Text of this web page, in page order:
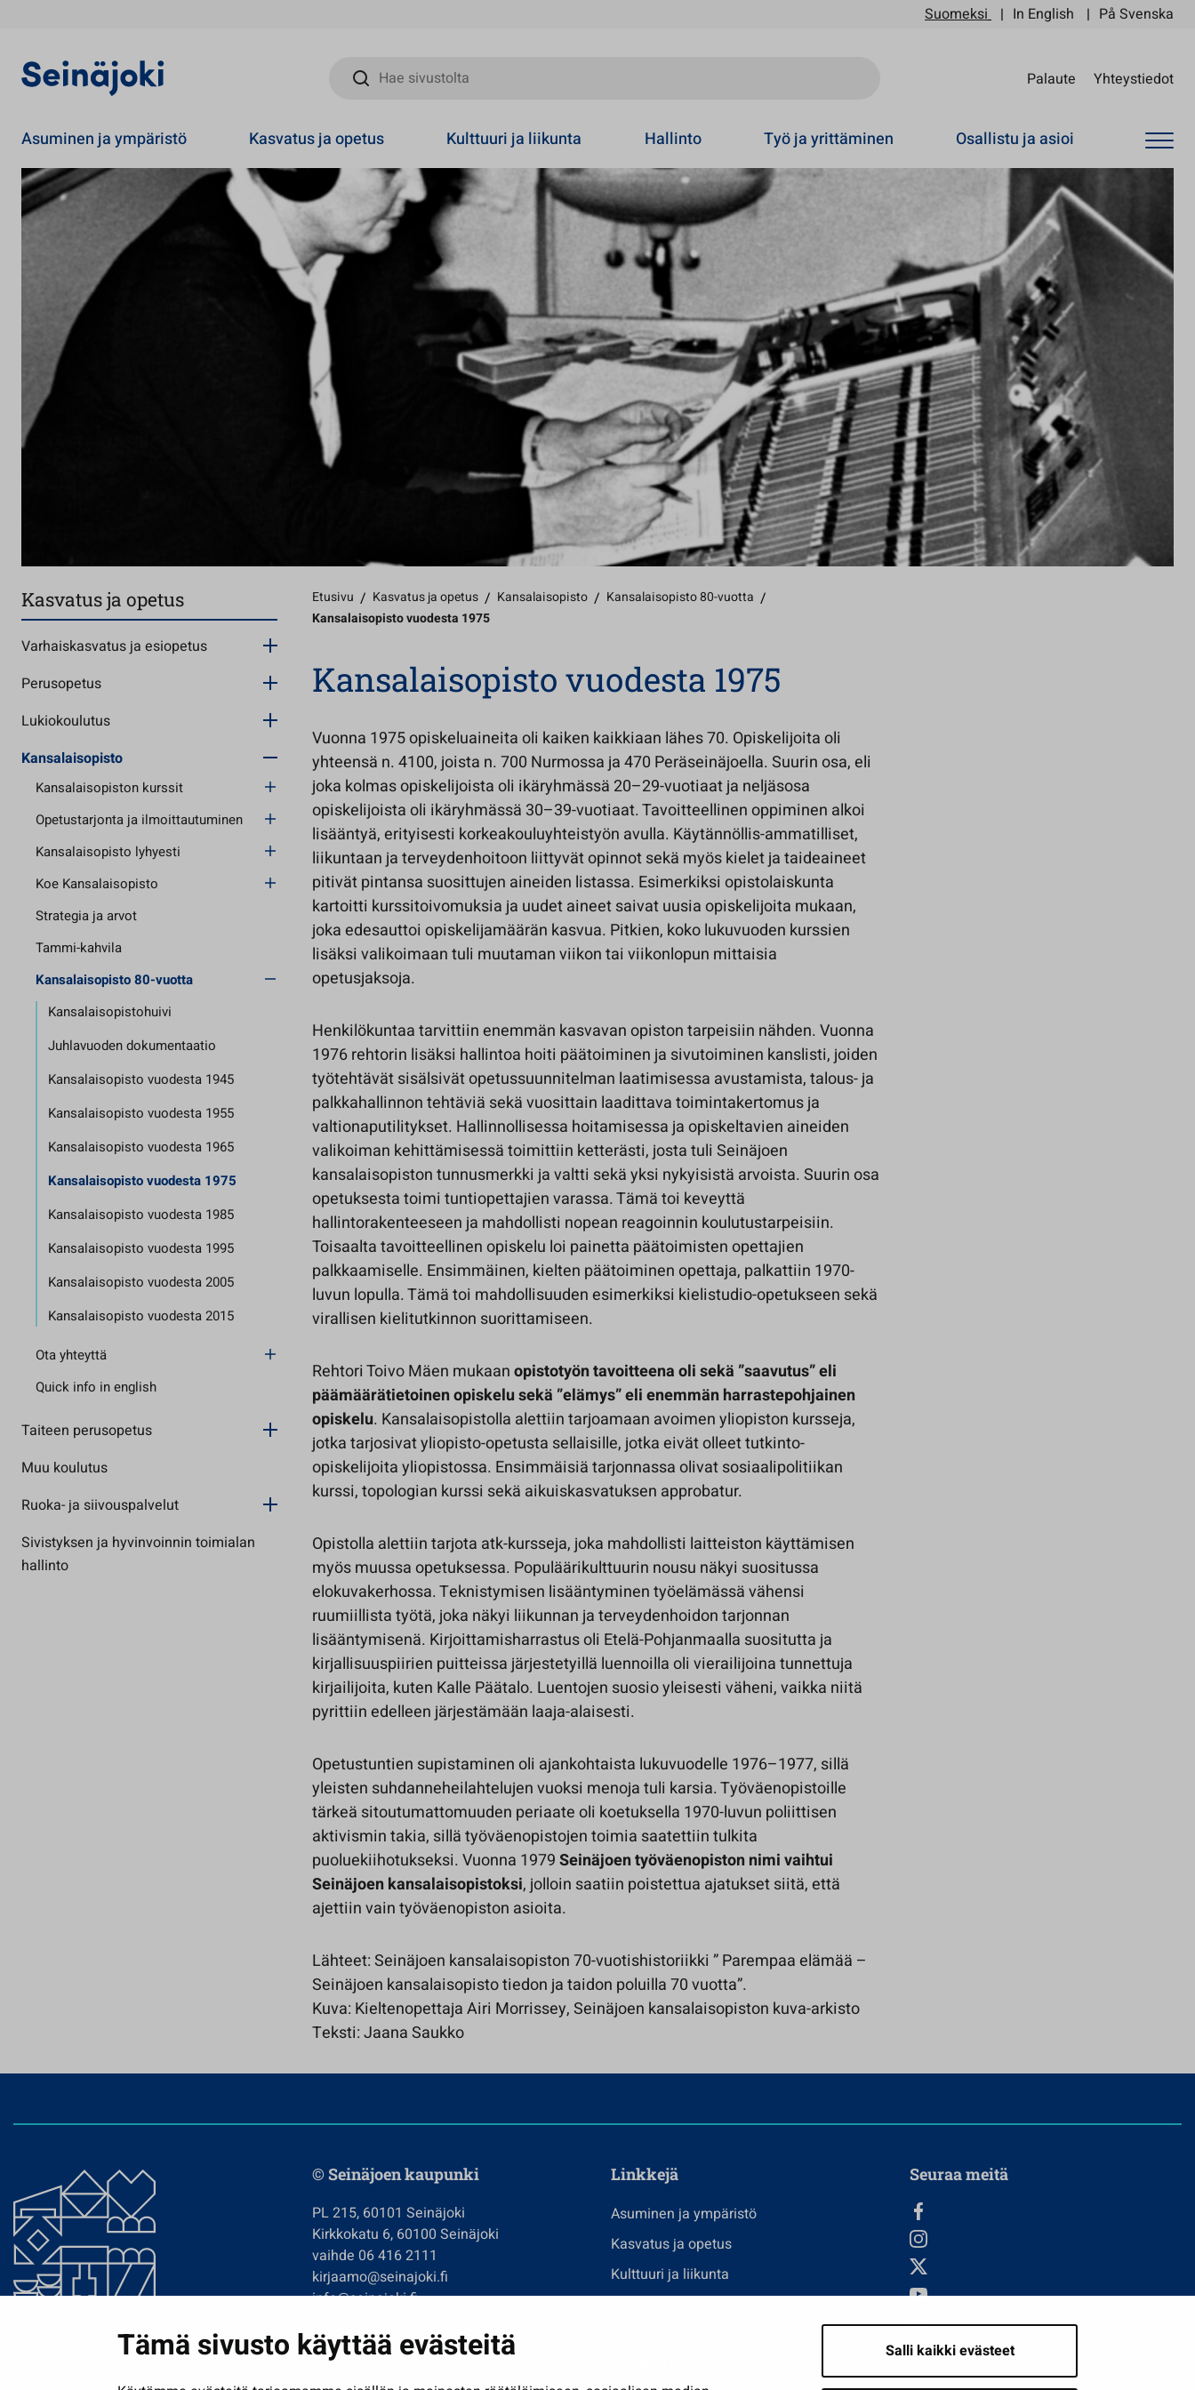
Tämä sivusto käyttää evästeitä Salli kaikki evästeet
Suomeksi In English På Svenska
Hae sivustolta
Palaute Yhteystiedot
Asuminen ja ympäristö Kasvatus ja opetus Kulttuuri ja liikunta Hallinto Työ ja yrittäminen Osallistu ja asioi
Kasvatus ja opetus
Varhaiskasvatus ja esiopetus
Perusopetus
Lukiokoulutus
Kansalaisopisto
Kansalaisopiston kurssit
Opetustarjonta ja ilmoittautuminen
Kansalaisopisto lyhyesti
Koe Kansalaisopisto
Strategia ja arvot
Tammi-kahvila
Kansalaisopisto 80-vuotta
Kansalaisopistohuivi
Juhlavuoden dokumentaatio
Kansalaisopisto vuodesta 1945
Kansalaisopisto vuodesta 1955
Kansalaisopisto vuodesta 1965
Kansalaisopisto vuodesta 1975
Kansalaisopisto vuodesta 1985
Kansalaisopisto vuodesta 1995
Kansalaisopisto vuodesta 2005
Kansalaisopisto vuodesta 2015
Ota yhteyttä
Quick info in english
Taiteen perusopetus
Muu koulutus
Ruoka- ja siivouspalvelut
Sivistyksen ja hyvinvoinnin toimialan
hallinto
Etusivu / Kasvatus ja opetus / Kansalaisopisto / Kansalaisopisto 80-vuotta /
Kansalaisopisto vuodesta 1975
Kansalaisopisto vuodesta 1975
Vuonna 1975 opiskeluaineita oli kaiken kaikkiaan lähes 70. Opiskelijoita oli
yhteensä n. 4100, joista n. 700 Nurmossa ja 470 Peräseinäjoella. Suurin osa, eli
joka kolmas opiskelijoista oli ikäryhmässä 20–29-vuotiaat ja neljäsosa
opiskelijoista oli ikäryhmässä 30–39-vuotiaat. Tavoitteellinen oppiminen alkoi
lisääntyä, erityisesti korkeakouluyhteistyön avulla. Käytännöllis-ammatilliset,
liikuntaan ja terveydenhoitoon liittyvät opinnot sekä myös kielet ja taideaineet
pitivät pintansa suosittujen aineiden listassa. Esimerkiksi opistolaiskunta
kartoitti kurssitoivomuksia ja uudet aineet saivat uusia opiskelijoita mukaan,
joka edesauttoi opiskelijamäärän kasvua. Pitkien, koko lukuvuoden kurssien
lisäksi valikoimaan tuli muutaman viikon tai viikonlopun mittaisia
opetusjaksoja.
Henkilökuntaa tarvittiin enemmän kasvavan opiston tarpeisiin nähden. Vuonna
1976 rehtorin lisäksi hallintoa hoiti päätoiminen ja sivutoiminen kanslisti, joiden
työtehtävät sisälsivät opetussuunnitelman laatimisessa avustamista, talous- ja
palkkahallinnon tehtäviä sekä vuosittain laadittava toimintakertomus ja
valtionaputilitykset. Hallinnollisessa hoitamisessa ja opiskeltavien aineiden
valikoiman kehittämisessä toimittiin ketterästi, josta tuli Seinäjoen
kansalaisopiston tunnusmerkki ja valtti sekä yksi nykyisistä arvoista. Suurin osa
opetuksesta toimi tuntiopettajien varassa. Tämä toi keveyttä
hallintorakenteeseen ja mahdollisti nopean reagoinnin koulutustarpeisiin.
Toisaalta tavoitteellinen opiskelu loi painetta päätoimisten opettajien
palkkaamiselle. Ensimmäinen, kielten päätoiminen opettaja, palkattiin 1970-
luvun lopulla. Tämä toi mahdollisuuden esimerkiksi kielistudio-opetukseen sekä
virallisen kielitutkinnon suorittamiseen.
Rehtori Toivo Mäen mukaanopistotyön tavoitteena oli sekä ”saavutus” eli
päämäärätietoinen opiskelu sekä ”elämys” eli enemmän harrastepohjainen
opiskelu. Kansalaisopistolla alettiin tarjoamaan avoimen yliopiston kursseja,
jotka tarjosivat yliopisto-opetusta sellaisille, jotka eivät olleet tutkinto-
opiskelijoita yliopistossa. Ensimmäisiä tarjonnassa olivat sosiaalipolitiikan
kurssi, topologian kurssi sekä aikuiskasvatuksen approbatur.
Opistolla alettiin tarjota atk-kursseja, joka mahdollisti laitteiston käyttämisen
myös muussa opetuksessa. Populäärikulttuurin nousu näkyi suositussa
elokuvakerhossa. Teknistymisen lisääntyminen työelämässä vähensi
ruumiillista työtä, joka näkyi liikunnan ja terveydenhoidon tarjonnan
lisääntymisenä. Kirjoittamisharrastus oli Etelä-Pohjanmaalla suositutta ja
kirjallisuuspiirien puitteissa järjestetyillä luennoilla oli vierailijoina tunnettuja
kirjailijoita, kuten Kalle Päätalo. Luentojen suosio yleisesti väheni, vaikka niitä
pyrittiin edelleen järjestämään laaja-alaisesti.
Opetustuntien supistaminen oli ajankohtaista lukuvuodelle 1976–1977, sillä
yleisten suhdanneheilahtelujen vuoksi menoja tuli karsia. Työväenopistoille
tärkeä sitoutumattomuuden periaate oli koetuksella 1970-luvun poliittisen
aktivismin takia, sillä työväenopistojen toimia saatettiin tulkita
puoluekiihotukseksi. Vuonna 1979Seinäjoen työväenopiston nimi vaihtui
Seinäjoen kansalaisopistoksi, jolloin saatiin poistettua ajatukset siitä, että
ajettiin vain työväenopiston asioita.
Lähteet: Seinäjoen kansalaisopiston 70-vuotishistoriikki ” Parempaa elämää –
Seinäjoen kansalaisopisto tiedon ja taidon poluilla 70 vuotta”.
Kuva: Kieltenopettaja Airi Morrissey, Seinäjoen kansalaisopiston kuva-arkisto
Teksti: Jaana Saukko
© Seinäjoen kaupunki
PL 215, 60101 Seinäjoki
Kirkkokatu 6, 60100 Seinäjoki
vaihde 06 416 2111
kirjaamo@seinajoki.fi
info@seinajoki.fi
Tilaa uutiskirje
Linkkejä
Asuminen ja ympäristö
Kasvatus ja opetus
Kulttuuri ja liikunta
Seuraa meitä